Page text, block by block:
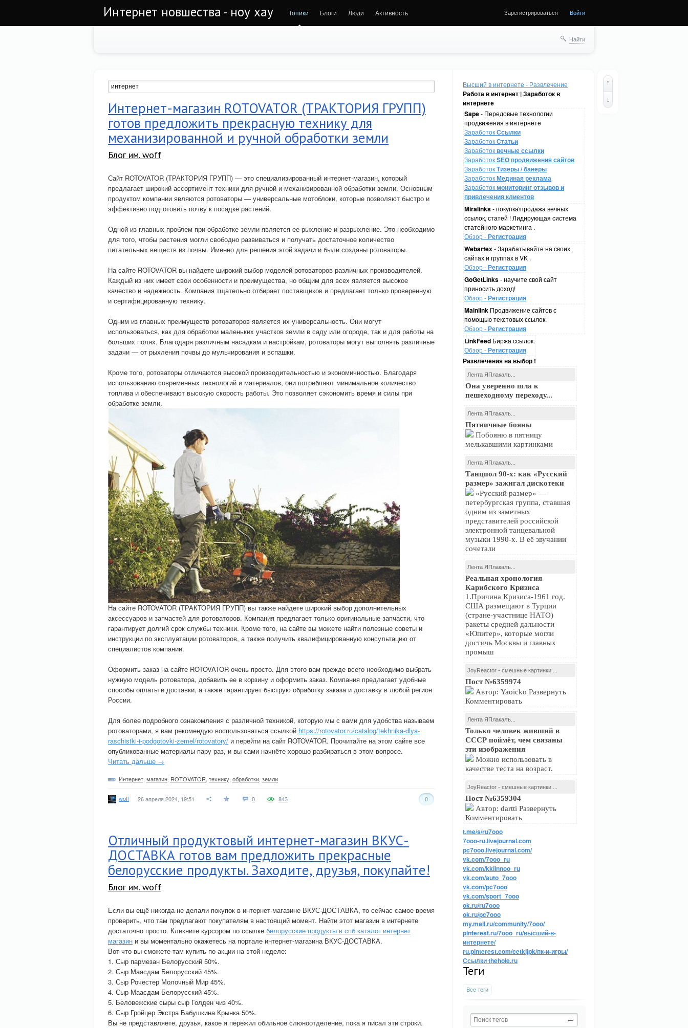
Интернет новшества - ноу хау Топики Блоги Люди Активность Зарегистрироваться Войти
Найти
Высший в интернете - Развлечение
Работа в интернет | Заработок в
интернете
Sape- Передовые технологии
продвижения в интернете
ЗаработокСсылки
ЗаработокСтатьи
Заработоквечные ссылки
ЗаработокSEO продвижения сайтов
ЗаработокТизеры / банеры
ЗаработокМединая реклама
Заработокмониторинг отзывов и
привлечения клиентов
Miralinks- покупка\продажа вечных
ссылок, статей ! Лидирующая система
статейного маркетинга .
Обзор -Регистрация
Webartex- Зарабатывайте на своих
сайтах и группах в VK .
Обзор -Регистрация
GoGetLinks- научите свой сайт
приносить доход!
Обзор -Регистрация
Mainlink Продвижение сайтов с
помощью текстовых ссылок.
Обзор -Регистрация
LinkFeed Биржа ссылок.
Обзор -Регистрация
Развлечения на выбор !
Лента ЯПлакалъ...
Она уверенно шла к
пешеходному переходу...
Лента ЯПлакалъ...
Пятничные бояны
Побояню в пятницу
мелькавшими картинками
Лента ЯПлакалъ...
Танцпол 90-х: как «Русский
размер» зажигал дискотеки
«Русский размер» —
петербургская группа, ставшая
одним из заметных
представителей российской
электронной танцевальной
музыки 1990-х. В её звучании
сочетали
Лента ЯПлакалъ...
Реальная хронология
Карибского Кризиса
1.Причина Кризиса-1961 год.
США размещают в Турции
(стране-участнице НАТО)
ракеты средней дальности
«Юпитер», которые могли
достичь Москвы и главных
промыш
JoyReactor - смешные картинки ...
Пост №6359974
Автор: Yaoicko Развернуть
Комментировать
Лента ЯПлакалъ...
Только человек живший в
СССР поймёт, чем связаны
эти изображения
Можно использовать в
качестве теста на возраст.
JoyReactor - смешные картинки ...
Пост №6359304
Автор: dartti Развернуть
Комментировать
t.me/s/ru7ooo
7ooo-ru.livejournal.com
pc7ooo.livejournal.com/
vk.com/7ooo_ru
vk.com/kkiinnoo_ru
vk.com/auto_7ooo
vk.com/pc7ooo
vk.com/sport_7ooo
ok.ru/ru7ooo
ok.ru/pc7ooo
my.mail.ru/community/7ooo/
pinterest.ru/7ooo_ru/высший-в-
интернете/
ru.pinterest.com/cetkijpk/пк-и-игры/
Ссылки thehole.ru
Теги
Все теги
Интернет-магазин ROTOVATOR (ТРАКТОРИЯ ГРУПП)
готов предложить прекрасную технику для
механизированной и ручной обработки земли
Блог им. woff
Сайт ROTOVATOR (ТРАКТОРИЯ ГРУПП) — это специализированный интернет-магазин, который
предлагает широкий ассортимент техники для ручной и механизированной обработки земли. Основным
продуктом компании являются ротоваторы — универсальные мотоблоки, которые позволяют быстро и
эффективно подготовить почву к посадке растений.
Одной из главных проблем при обработке земли является ее рыхление и разрыхление. Это необходимо
для того, чтобы растения могли свободно развиваться и получать достаточное количество
питательных веществ из почвы. Именно для решения этой задачи и были созданы ротоваторы.
На сайте ROTOVATOR вы найдете широкий выбор моделей ротоваторов различных производителей.
Каждый из них имеет свои особенности и преимущества, но общим для всех является высокое
качество и надежность. Компания тщательно отбирает поставщиков и предлагает только проверенную
и сертифицированную технику.
Одним из главных преимуществ ротоваторов является их универсальность. Они могут
использоваться, как для обработки маленьких участков земли в саду или огороде, так и для работы на
больших полях. Благодаря различным насадкам и настройкам, ротоваторы могут выполнять различные
задачи — от рыхления почвы до мульчирования и вспашки.
Кроме того, ротоваторы отличаются высокой производительностью и экономичностью. Благодаря
использованию современных технологий и материалов, они потребляют минимальное количество
топлива и обеспечивают высокую скорость работы. Это позволяет сэкономить время и силы при
обработке земли.
На сайте ROTOVATOR (ТРАКТОРИЯ ГРУПП) вы также найдете широкий выбор дополнительных
аксессуаров и запчастей для ротоваторов. Компания предлагает только оригинальные запчасти, что
гарантирует долгий срок службы техники. Кроме того, на сайте вы можете найти полезные советы и
инструкции по эксплуатации ротоваторов, а также получить квалифицированную консультацию от
специалистов компании.
Оформить заказ на сайте ROTOVATOR очень просто. Для этого вам прежде всего необходимо выбрать
нужную модель ротоватора, добавить ее в корзину и оформить заказ. Компания предлагает удобные
способы оплаты и доставки, а также гарантирует быструю обработку заказа и доставку в любой регион
России.
Для более подробного ознакомления с различной техникой, которую мы с вами для удобства называем
ротоваторами, я вам рекомендую воспользоваться ссылкой https://rotovator.ru/catalog/tekhnika-dlya-
raschistki-i-podgotovki-zemel/rotovatory/ и перейти на сайт ROTOVATOR. Прочитайте на этом сайте все
опубликованные материалы пару раз, и вы сами начнёте хорошо разбираться в этом вопросе.
Читать дальше →
Интернет магазин ROTOVATOR технику обработки земли
woff 26 апреля 2024, 19:51 0 0
843
Отличный продуктовый интернет-магазин ВКУС-
ДОСТАВКА готов вам предложить прекрасные
белорусские продукты. Заходите, друзья, покупайте!
Блог им. woff
Если вы ещё никогда не делали покупок в интернет-магазине ВКУС-ДОСТАВКА, то сейчас самое время
проверить, что там предлагают покупателям в настоящий момент. Найти этот магазин в интернете
достаточно просто. Кликните курсором по ссылке белорусские продукты в спб каталог интернет
магазин и вы моментально окажетесь на портале интернет-магазина ВКУС-ДОСТАВКА.
Вот что вы сможете там купить по акции на этой неделе:
1. Сыр пармезан Белорусский 50%.
2. Сыр Маасдам Белорусский 45%.
3. Сыр Рочестер Молочный Мир 45%.
4. Сыр Маасдам Белорусский 45%.
5. Беловежские сыры сыр Голден чиз 40%.
6. Сыр Гройцер Экстра Бабушкина Крынка 50%.
Вы не представляете, друзья, какое я пережил обильное слюноотделение, пока я писал эти строки.